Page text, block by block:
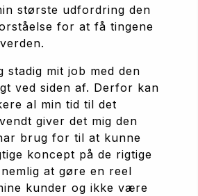
største udfordring den
for at få tingene
stadig mit job med den
ved siden af. Derfor kan
al min tid til det
giver det mig den
brug for til at kunne
koncept på de rigtige
at gøre en reel
kunder og ikke være